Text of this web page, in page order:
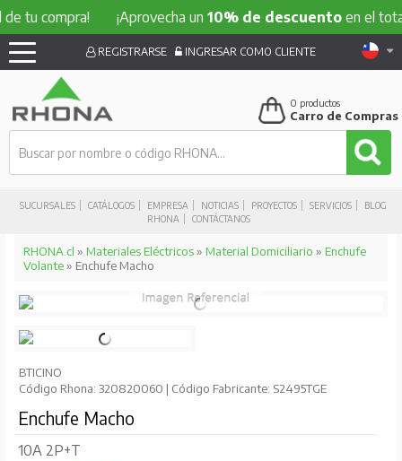
¡Aprovecha un10% de descuentoen el total de
SUCURSALES CATÁLOGOS EMPRESA NOTICIAS PROYECTOS SERVICIOS
BLOG
RHONA
CONTÁCTANOS
REGISTRARSE INGRESAR COMO CLIENTE
0 productos
Carro de Compras
RHONA.cl » Materiales Eléctricos» Material Domiciliario » Enchufe
Volante» Enchufe Macho
BTICINO
Código Rhona: 320820060 | Código Fabricante: S2495TGE
Enchufe Macho
10A 2P+T